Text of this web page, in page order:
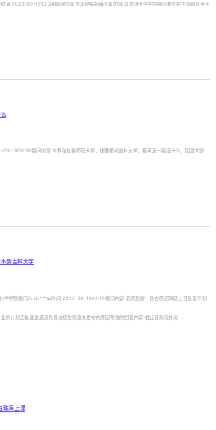
间:2023-09-1910:24提问内容:今年会缩招嘛回复内容:以吉林大学招生网公布的招生简章及专业
1909:26提问内容:本科在长春师范大学，想要报考吉林大学，报考点一般选什么。回复内容:
到吉林大学
学学院提问人:ch***aa时间:2023-09-1909:18提问内容:老师您好，我在研招网硕士目录查不到
的计划还是说这是因为贵校招生简章未发布的原因导致的回复内容:截止目前我校尚 ...
珠海上课